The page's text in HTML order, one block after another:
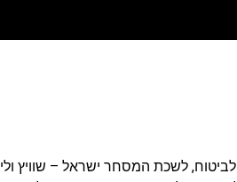
, לשכת המסחר ישראל – שוויץ